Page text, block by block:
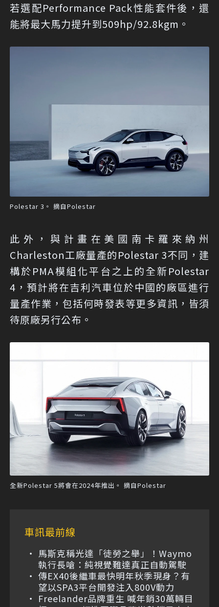
若選配Performance Pack性能套件後，還
能將最大馬力提升到509hp/92.8kgm。
Polestar 3。 摘自Polestar
此外，與計畫在美國南卡羅來納州
Charleston工廠量產的Polestar 3不同，建
構於PMA模組化平台之上的全新Polestar
4，預計將在吉利汽車位於中國的廠區進行
量產作業，包括何時發表等更多資訊，皆須
待原廠另行公布。
全新Polestar 5將會在2024年推出。 摘自Polestar
車訊最前線
馬斯克稱光達「徒勞之舉」！Waymo
執行長嗆：純視覺難達真正自動駕駛
傳EX40後繼車最快明年秋季現身？有
望以SPA3平台開發注入800V動力
Freelander品牌重生 喊年銷30萬輛目